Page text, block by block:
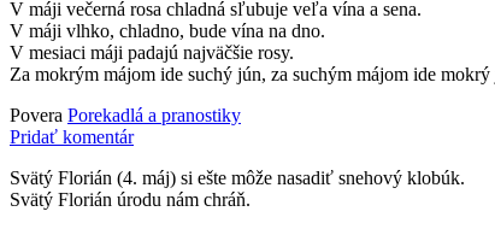
V máji večerná rosa chladná sľubuje veľa vína a sena.
V máji vlhko, chladno, bude vína na dno.
V mesiaci máji padajú najväčšie rosy.
Za mokrým májom ide suchý jún, za suchým májom ide mokrý
Povera Porekadlá a pranostiky
Pridať komentár
Svätý Florián (4. máj) si ešte môže nasadiť snehový klobúk.
Svätý Florián úrodu nám chráň.